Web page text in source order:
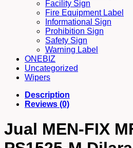
Facility Sign
Fire Equipment Label
Informational Sign
Prohibition Sign
Safety Sign
Warning Label
ONEBIZ
Uncategorized
Wipers
Description
Reviews (0)
Jual MEN-FIX